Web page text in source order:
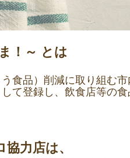
！～ とは
食品）削減に取り組む
て登録し、飲食店等の
力店は、